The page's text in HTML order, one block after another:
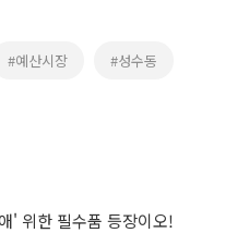
#예산시장 #성수동
' 위한 필수품 등장이오!